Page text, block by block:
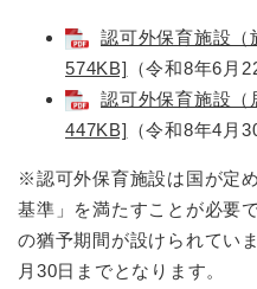
認可外保育施設（
574KB] （令和8年6月
認可外保育施設（
447KB] （令和8年4月
※認可外保育施設は国が定
基準」を満たすことが必要
の猶予期間が設けられてい
月30日までとなります。